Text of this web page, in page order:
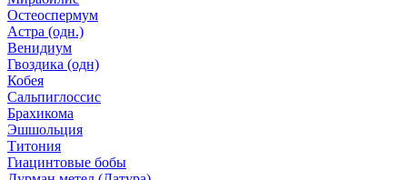
Остеоспермум
Астра (одн.)
Венидиум
Гвоздика (одн)
Кобея
Сальпиглоссис
Брахикома
Эшшольция
Титония
Гиацинтовые бобы